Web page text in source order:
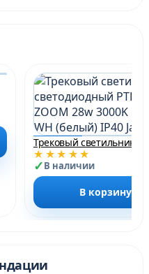
★★★★★
В наличии
В корзину